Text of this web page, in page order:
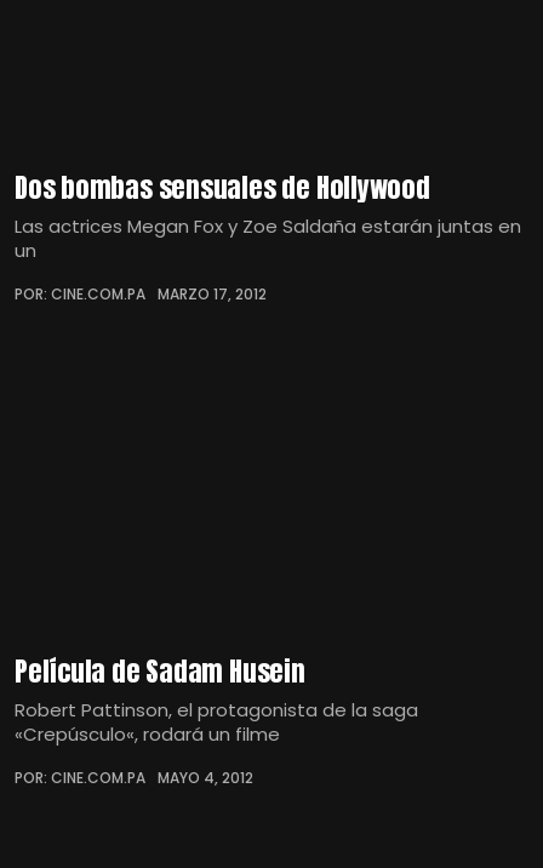
Dos bombas sensuales de Hollywood
Las actrices Megan Fox y Zoe Saldaña estarán juntas en
un
POR: CINE.COM.PA MARZO 17, 2012
Película de Sadam Husein
Robert Pattinson, el protagonista de la saga
«Crepúsculo«, rodará un filme
POR: CINE.COM.PA MAYO 4, 2012